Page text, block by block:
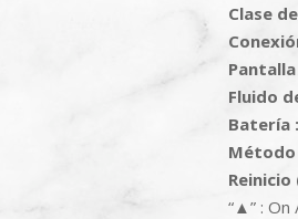
Clase
Fluido
Batería :
Método
Reinicio
“▲” :